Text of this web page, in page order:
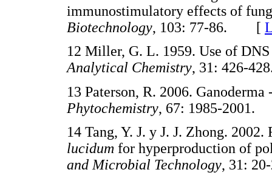
immunostimulatory effects of
Biotechnology, 103: 77-86. [
12 Miller, G. L. 1959. Use of
Analytical Chemistry, 31: 426-
13 Paterson, R. 2006.
Phytochemistry, 67: 1985-
14 Tang, Y. J. y J. J. Zhong.
lucidum for hyperproduction of
and Microbial Technology, 31: